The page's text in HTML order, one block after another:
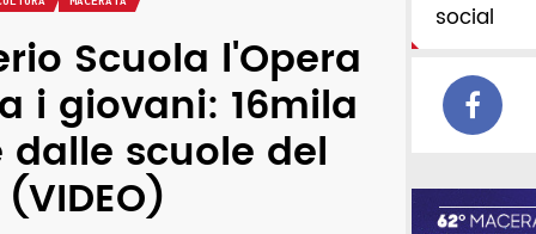
Scuola l'Opera
i giovani: 16mila
dalle scuole del
social